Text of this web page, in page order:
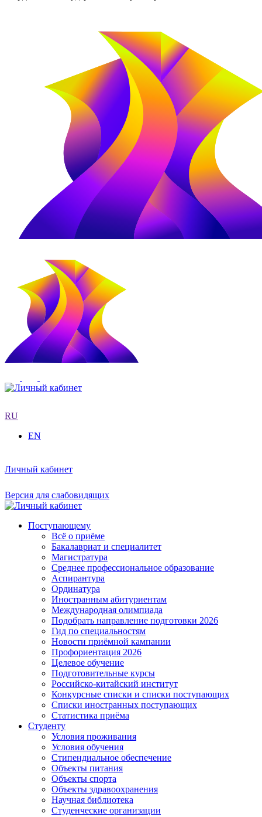
RU
EN
Личный кабинет
Версия для слабовидящих
Поступающему
Всё о приёме
Бакалавриат и специалитет
Магистратура
Среднее профессиональное образование
Аспирантура
Ординатура
Иностранным абитуриентам
Международная олимпиада
Подобрать направление подготовки 2026
Гид по специальностям
Новости приёмной кампании
Профориентация 2026
Целевое обучение
Подготовительные курсы
Российско-китайский институт
Конкурсные списки и списки поступающих
Списки иностранных поступающих
Статистика приёма
Студенту
Условия проживания
Условия обучения
Стипендиальное обеспечение
Объекты питания
Объекты спорта
Объекты здравоохранения
Научная библиотека
Студенческие организации